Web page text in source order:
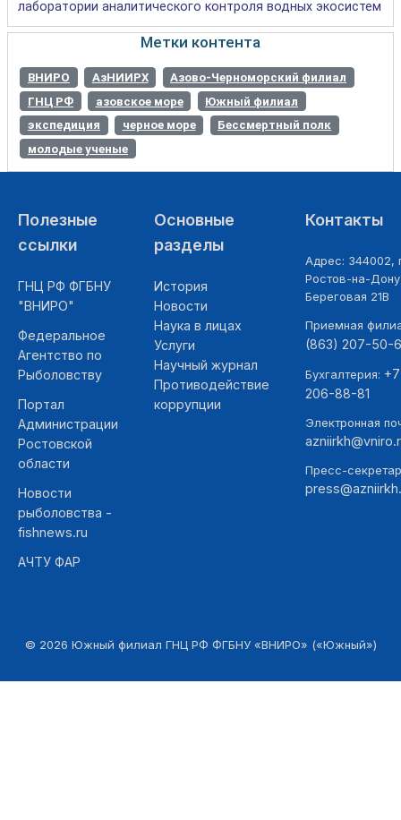
лаборатории аналитического контроля водных экосистем
Метки контента
ВНИРО АзНИИРХ
Азово-Черноморский филиал
ГНЦ РФ
азовское море
Южный филиал
экспедиция
черное море
Бессмертный полк
молодые ученые
Полезные
ссылки
ГНЦ РФ ФГБНУ
"ВНИРО"
Федеральное
Агентство по
Рыболовству
Портал
Администрации
Ростовской
области
Новости
рыболовства -
fishnews.ru
АЧТУ ФАР
Основные
разделы
История
Новости
Наука в лицах
Услуги
Научный журнал
Противодействие
коррупции
Контакты
Адрес: 344002,
Ростов-на-
Береговая 21В
Приемная
(863) 207-50-
Бухгалтерия:
206-88-81
Электронная
Пресс-
© 2026 Южный филиал ГНЦ РФ ФГБНУ «ВНИРО» («Южный»)